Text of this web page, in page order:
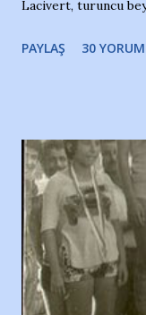
Lacivert, turuncu
irkildim..
ve ürünlerini Bursa
protesto eylemiyle
adına açıklama
söylüyoruz. Bu son
ait tanıtıcı ilanların
Belediyesi ile
de kınıyoruz'' diye
PAYLAŞ 30 YORUM